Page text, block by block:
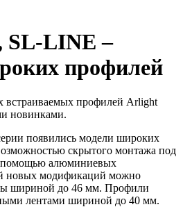
SL-LINE –
профилей
встраиваемых профилей Arlight
новинками.
появились модели широких
скрытого монтажа под
помощью алюминиевых
новых модификаций можно
шириной до 46 мм. Профили
лентами шириной до 40 мм.